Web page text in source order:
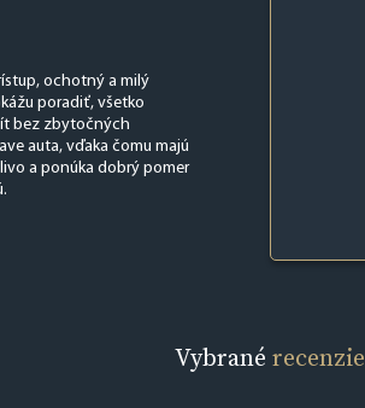
ochotný a milý
poradiť, všetko
bez zbytočných
auta, vďaka čomu majú
a ponúka dobrý pomer
Vybrané recenzie